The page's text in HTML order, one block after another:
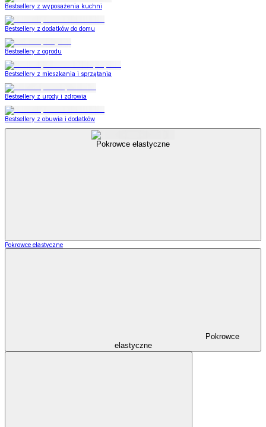
Bestsellery z wyposażenia kuchni
Bestsellery z dodatków do domu
Bestsellery z ogrodu
Bestsellery z mieszkania i sprzątania
Bestsellery z urody i zdrowia
Bestsellery z obuwia i dodatków
Pokrowce elastyczne
Pokrowce elastyczne
Pokrowce
elastyczne